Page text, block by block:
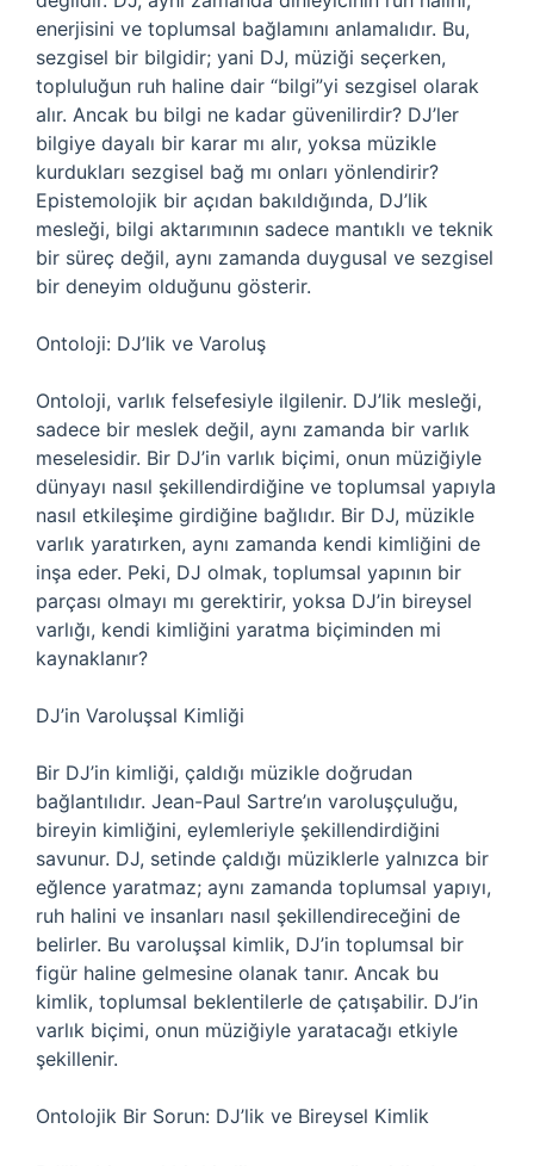
enerjisini ve toplumsal bağlamını anlamalıdır. Bu,
sezgisel bir bilgidir; yani DJ, müziği seçerken,
topluluğun ruh haline dair “bilgi”yi sezgisel olarak
alır. Ancak bu bilgi ne kadar güvenilirdir? DJ’ler
bilgiye dayalı bir karar mı alır, yoksa müzikle
kurdukları sezgisel bağ mı onları yönlendirir?
Epistemolojik bir açıdan bakıldığında, DJ’lik
mesleği, bilgi aktarımının sadece mantıklı ve teknik
bir süreç değil, aynı zamanda duygusal ve sezgisel
bir deneyim olduğunu gösterir.
Ontoloji: DJ’lik ve Varoluş
Ontoloji, varlık felsefesiyle ilgilenir. DJ’lik mesleği,
sadece bir meslek değil, aynı zamanda bir varlık
meselesidir. Bir DJ’in varlık biçimi, onun müziğiyle
dünyayı nasıl şekillendirdiğine ve toplumsal yapıyla
nasıl etkileşime girdiğine bağlıdır. Bir DJ, müzikle
varlık yaratırken, aynı zamanda kendi kimliğini de
inşa eder. Peki, DJ olmak, toplumsal yapının bir
parçası olmayı mı gerektirir, yoksa DJ’in bireysel
varlığı, kendi kimliğini yaratma biçiminden mi
kaynaklanır?
DJ’in Varoluşsal Kimliği
Bir DJ’in kimliği, çaldığı müzikle doğrudan
bağlantılıdır. Jean-Paul Sartre’ın varoluşçuluğu,
bireyin kimliğini, eylemleriyle şekillendirdiğini
savunur. DJ, setinde çaldığı müziklerle yalnızca bir
eğlence yaratmaz; aynı zamanda toplumsal yapıyı,
ruh halini ve insanları nasıl şekillendireceğini de
belirler. Bu varoluşsal kimlik, DJ’in toplumsal bir
figür haline gelmesine olanak tanır. Ancak bu
kimlik, toplumsal beklentilerle de çatışabilir. DJ’in
varlık biçimi, onun müziğiyle yaratacağı etkiyle
şekillenir.
Ontolojik Bir Sorun: DJ’lik ve Bireysel Kimlik